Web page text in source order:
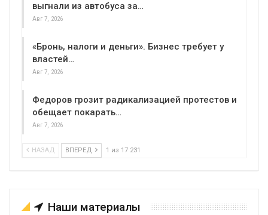
выгнали из автобуса за…
Авг 7, 2026
«Бронь, налоги и деньги». Бизнес требует у
властей…
Авг 7, 2026
Федоров грозит радикализацией протестов и
обещает покарать…
Авг 7, 2026
НАЗАД ВПЕРЕД 1 из 17 231
Наши материалы